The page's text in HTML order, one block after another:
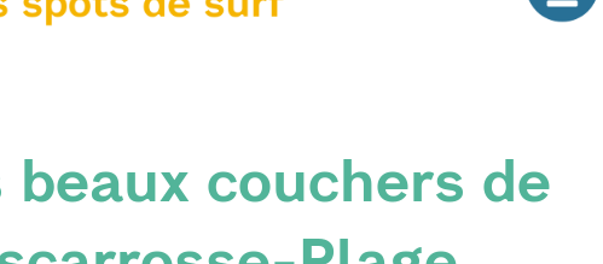
beaux couchers de